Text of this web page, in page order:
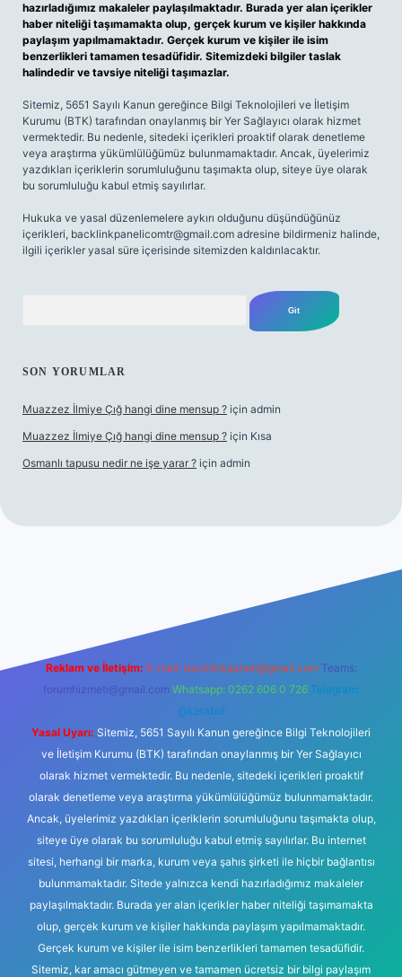
hazırladığımız makaleler paylaşılmaktadır. Burada yer alan içerikler
haber niteliği taşımamakta olup, gerçek kurum ve kişiler hakkında
paylaşım yapılmamaktadır. Gerçek kurum ve kişiler ile isim
benzerlikleri tamamen tesadüfidir. Sitemizdeki bilgiler taslak
halindedir ve tavsiye niteliği taşımazlar.
Sitemiz, 5651 Sayılı Kanun gereğince Bilgi Teknolojileri ve İletişim
Kurumu (BTK) tarafından onaylanmış bir Yer Sağlayıcı olarak hizmet
vermektedir. Bu nedenle, sitedeki içerikleri proaktif olarak denetleme
veya araştırma yükümlülüğümüz bulunmamaktadır. Ancak, üyelerimiz
yazdıkları içeriklerin sorumluluğunu taşımakta olup, siteye üye olarak
bu sorumluluğu kabul etmiş sayılırlar.
Hukuka ve yasal düzenlemelere aykırı olduğunu düşündüğünüz
içerikleri, backlinkpanelicomtr@gmail.com adresine bildirmeniz halinde,
ilgili içerikler yasal süre içerisinde sitemizden kaldırılacaktır.
SON YORUMLAR
Muazzez İlmiye Çığ hangi dine mensup ? için admin
Muazzez İlmiye Çığ hangi dine mensup ? için Kısa
Osmanlı tapusu nedir ne işe yarar ? için admin
m elexbet
Reklam ve İletişim: E-mail: backlinkpaneli@gmail.com Teams:
forumhizmeti@gmail.com Whatsapp: 0262 606 0 726 Telegram:
@karabul
Yasal Uyarı: Sitemiz, 5651 Sayılı Kanun gereğince Bilgi Teknolojileri
ve İletişim Kurumu (BTK) tarafından onaylanmış bir Yer Sağlayıcı
olarak hizmet vermektedir. Bu nedenle, sitedeki içerikleri proaktif
olarak denetleme veya araştırma yükümlülüğümüz bulunmamaktadır.
Ancak, üyelerimiz yazdıkları içeriklerin sorumluluğunu taşımakta olup,
siteye üye olarak bu sorumluluğu kabul etmiş sayılırlar. Bu internet
sitesi, herhangi bir marka, kurum veya şahıs şirketi ile hiçbir bağlantısı
bulunmamaktadır. Sitede yalnızca kendi hazırladığımız makaleler
paylaşılmaktadır. Burada yer alan içerikler haber niteliği taşımamakta
olup, gerçek kurum ve kişiler hakkında paylaşım yapılmamaktadır.
Gerçek kurum ve kişiler ile isim benzerlikleri tamamen tesadüfidir.
Sitemiz, kar amacı gütmeyen ve tamamen ücretsiz bir bilgi paylaşım